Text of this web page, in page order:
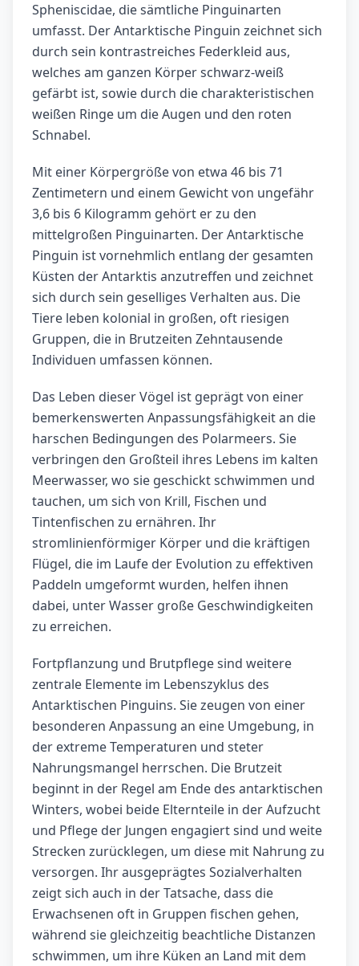
Spheniscidae, die sämtliche Pinguinarten
umfasst. Der Antarktische Pinguin zeichnet sich
durch sein kontrastreiches Federkleid aus,
welches am ganzen Körper schwarz-weiß
gefärbt ist, sowie durch die charakteristischen
weißen Ringe um die Augen und den roten
Schnabel.
Mit einer Körpergröße von etwa 46 bis 71
Zentimetern und einem Gewicht von ungefähr
3,6 bis 6 Kilogramm gehört er zu den
mittelgroßen Pinguinarten. Der Antarktische
Pinguin ist vornehmlich entlang der gesamten
Küsten der Antarktis anzutreffen und zeichnet
sich durch sein geselliges Verhalten aus. Die
Tiere leben kolonial in großen, oft riesigen
Gruppen, die in Brutzeiten Zehntausende
Individuen umfassen können.
Das Leben dieser Vögel ist geprägt von einer
bemerkenswerten Anpassungsfähigkeit an die
harschen Bedingungen des Polarmeers. Sie
verbringen den Großteil ihres Lebens im kalten
Meerwasser, wo sie geschickt schwimmen und
tauchen, um sich von Krill, Fischen und
Tintenfischen zu ernähren. Ihr
stromlinienförmiger Körper und die kräftigen
Flügel, die im Laufe der Evolution zu effektiven
Paddeln umgeformt wurden, helfen ihnen
dabei, unter Wasser große Geschwindigkeiten
zu erreichen.
Fortpflanzung und Brutpflege sind weitere
zentrale Elemente im Lebenszyklus des
Antarktischen Pinguins. Sie zeugen von einer
besonderen Anpassung an eine Umgebung, in
der extreme Temperaturen und steter
Nahrungsmangel herrschen. Die Brutzeit
beginnt in der Regel am Ende des antarktischen
Winters, wobei beide Elternteile in der Aufzucht
und Pflege der Jungen engagiert sind und weite
Strecken zurücklegen, um diese mit Nahrung zu
versorgen. Ihr ausgeprägtes Sozialverhalten
zeigt sich auch in der Tatsache, dass die
Erwachsenen oft in Gruppen fischen gehen,
während sie gleichzeitig beachtliche Distanzen
schwimmen, um ihre Küken an Land mit dem